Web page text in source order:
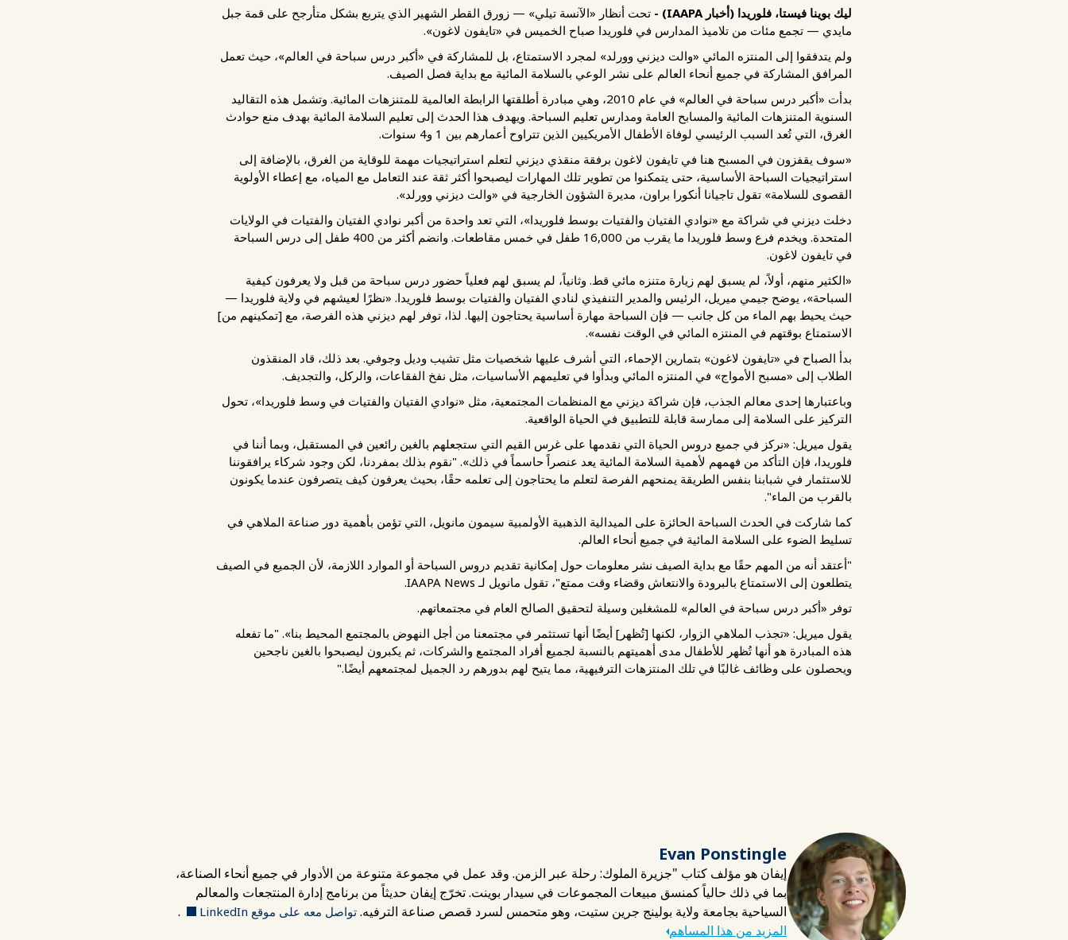
ليك بوينا فيستا، فلوريدا (أخبار IAAPA) -
تحت أنظار «الآنسة تيلي» — زورق القطر الشهير الذي يتربع بشكل متأرجح على قمة جبل
مايدي — تجمع مئات من تلاميذ المدارس في فلوريدا صباح الخميس في «تايفون لاغون».
ولم يتدفقوا إلى المنتزه المائي «والت ديزني وورلد» لمجرد الاستمتاع، بل للمشاركة في «أكبر درس سباحة في العالم»، حيث تعمل
المرافق المشاركة في جميع أنحاء العالم على نشر الوعي بالسلامة المائية مع بداية فصل الصيف.
بدأت «أكبر درس سباحة في العالم» في عام 2010، وهي مبادرة أطلقتها الرابطة العالمية للمتنزهات المائية. وتشمل هذه التقاليد
السنوية المتنزهات المائية والمسابح العامة ومدارس تعليم السباحة. ويهدف هذا الحدث إلى تعليم السلامة المائية بهدف منع حوادث
الغرق، التي تُعد السبب الرئيسي لوفاة الأطفال الأمريكيين الذين تتراوح أعمارهم بين 1 و4 سنوات.
«سوف يقفزون في المسبح هنا في تايفون لاغون برفقة منقذي ديزني لتعلم استراتيجيات مهمة للوقاية من الغرق، بالإضافة إلى
استراتيجيات السباحة الأساسية، حتى يتمكنوا من تطوير تلك المهارات ليصبحوا أكثر ثقة عند التعامل مع المياه، مع إعطاء الأولوية
القصوى للسلامة» تقول تاجيانا أنكورا براون، مديرة الشؤون الخارجية في «والت ديزني وورلد».
دخلت ديزني في شراكة مع «نوادي الفتيان والفتيات بوسط فلوريدا»، التي تعد واحدة من أكبر نوادي الفتيان والفتيات في الولايات
المتحدة. ويخدم فرع وسط فلوريدا ما يقرب من 16,000 طفل في خمس مقاطعات. وانضم أكثر من 400 طفل إلى درس السباحة
في تايفون لاغون.
«الكثير منهم، أولاً، لم يسبق لهم زيارة متنزه مائي قط. وثانياً، لم يسبق لهم فعلياً حضور درس سباحة من قبل ولا يعرفون كيفية
السباحة»، يوضح جيمي ميريل، الرئيس والمدير التنفيذي لنادي الفتيان والفتيات بوسط فلوريدا. «نظرًا لعيشهم في ولاية فلوريدا —
حيث يحيط بهم الماء من كل جانب — فإن السباحة مهارة أساسية يحتاجون إليها. لذا، توفر لهم ديزني هذه الفرصة، مع [تمكينهم من]
الاستمتاع بوقتهم في المنتزه المائي في الوقت نفسه».
بدأ الصباح في «تايفون لاغون» بتمارين الإحماء، التي أشرف عليها شخصيات مثل تشيب وديل وجوفي. بعد ذلك، قاد المنقذون
الطلاب إلى «مسبح الأمواج» في المنتزه المائي وبدأوا في تعليمهم الأساسيات، مثل نفخ الفقاعات، والركل، والتجديف.
وباعتبارها إحدى معالم الجذب، فإن شراكة ديزني مع المنظمات المجتمعية، مثل «نوادي الفتيان والفتيات في وسط فلوريدا»، تحول
التركيز على السلامة إلى ممارسة قابلة للتطبيق في الحياة الواقعية.
يقول ميريل: «نركز في جميع دروس الحياة التي نقدمها على غرس القيم التي ستجعلهم بالغين رائعين في المستقبل، وبما أننا في
فلوريدا، فإن التأكد من فهمهم لأهمية السلامة المائية يعد عنصراً حاسماً في ذلك». "نقوم بذلك بمفردنا، لكن وجود شركاء يرافقوننا
للاستثمار في شبابنا بنفس الطريقة يمنحهم الفرصة لتعلم ما يحتاجون إلى تعلمه حقًا، بحيث يعرفون كيف يتصرفون عندما يكونون
بالقرب من الماء".
كما شاركت في الحدث السباحة الحائزة على الميدالية الذهبية الأولمبية سيمون مانويل، التي تؤمن بأهمية دور صناعة الملاهي في
تسليط الضوء على السلامة المائية في جميع أنحاء العالم.
"أعتقد أنه من المهم حقًا مع بداية الصيف نشر معلومات حول إمكانية تقديم دروس السباحة أو الموارد اللازمة، لأن الجميع في الصيف
يتطلعون إلى الاستمتاع بالبرودة والانتعاش وقضاء وقت ممتع"، تقول مانويل لـ IAAPA News.
توفر «أكبر درس سباحة في العالم» للمشغلين وسيلة لتحقيق الصالح العام في مجتمعاتهم.
يقول ميريل: «تجذب الملاهي الزوار، لكنها [تُظهر] أيضًا أنها تستثمر في مجتمعنا من أجل النهوض بالمجتمع المحيط بنا». "ما تفعله
هذه المبادرة هو أنها تُظهر للأطفال مدى أهميتهم بالنسبة لجميع أفراد المجتمع والشركات، ثم يكبرون ليصبحوا بالغين ناجحين
ويحصلون على وظائف غالبًا في تلك المنتزهات الترفيهية، مما يتيح لهم بدورهم رد الجميل لمجتمعهم أيضًا."
Evan Ponstingle
إيفان هو مؤلف كتاب "جزيرة الملوك: رحلة عبر الزمن. وقد عمل في مجموعة متنوعة من الأدوار في جميع أنحاء الصناعة،
بما في ذلك حالياً كمنسق مبيعات المجموعات في سيدار بوينت. تخرّج إيفان حديثاً من برنامج إدارة المنتجعات والمعالم
السياحية بجامعة ولاية بولينج جرين ستيت، وهو متحمس لسرد قصص صناعة الترفيه. تواصل معه على موقع LinkedIn
.
المزيد من هذا المساهم